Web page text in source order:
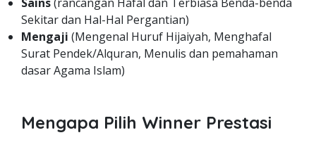
Sekitar dan Hal-Hal Pergantian)
Mengaji (Mengenal Huruf Hijaiyah, Menghafal
Surat Pendek/Alquran, Menulis dan pemahaman
dasar Agama Islam)
Mengapa Pilih Winner Prestasi